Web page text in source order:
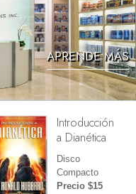
APRENDE MÁS
Introducción
a Dianética
Disco
Compacto
Precio $15